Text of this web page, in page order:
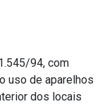
94, com
uso de aparelhos
dos locais